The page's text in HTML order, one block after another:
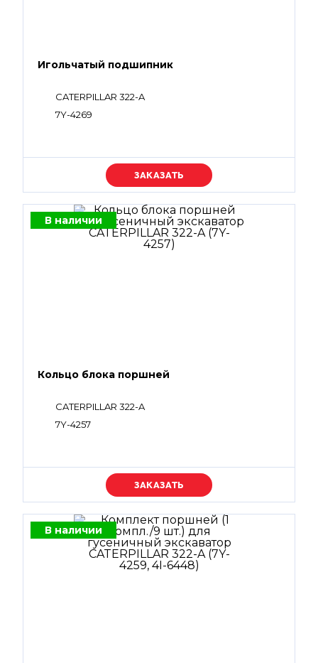
Игольчатый подшипник
CATERPILLAR 322-A
7Y-4269
Уточняйте цену
В наличии
Кольцо блока поршней
CATERPILLAR 322-A
7Y-4257
Уточняйте цену
В наличии